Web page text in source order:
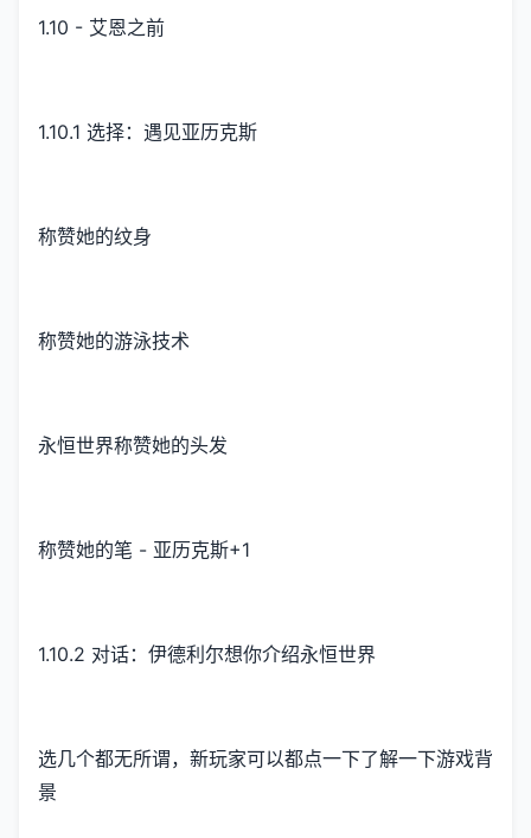
1.10 - 艾恩之前
1.10.1 选择：遇见亚历克斯
称赞她的纹身
称赞她的游泳技术
永恒世界称赞她的头发
称赞她的笔 - 亚历克斯+1
1.10.2 对话：伊德利尔想你介绍永恒世界
选几个都无所谓，新玩家可以都点一下了解一下游戏背
景